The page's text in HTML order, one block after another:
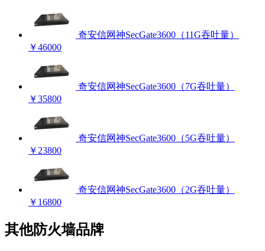
奇安信网神SecGate3600（11G吞吐量）
￥46000
奇安信网神SecGate3600（7G吞吐量）
￥35800
奇安信网神SecGate3600（5G吞吐量）
￥23800
奇安信网神SecGate3600（2G吞吐量）
￥16800
其他防火墙品牌